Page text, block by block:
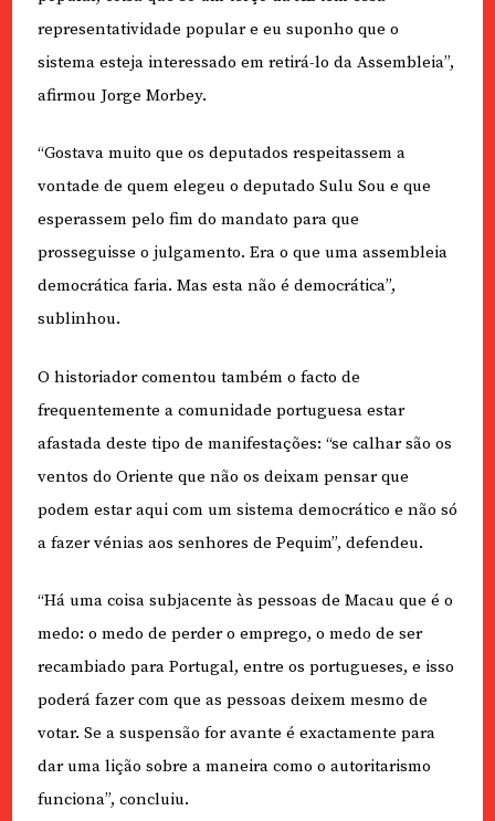
representatividade popular e eu suponho que o
sistema esteja interessado em retirá-lo da Assembleia”,
afirmou Jorge Morbey.
“Gostava muito que os deputados respeitassem a
vontade de quem elegeu o deputado Sulu Sou e que
esperassem pelo fim do mandato para que
prosseguisse o julgamento. Era o que uma assembleia
democrática faria. Mas esta não é democrática”,
sublinhou.
O historiador comentou também o facto de
frequentemente a comunidade portuguesa estar
afastada deste tipo de manifestações: “se calhar são os
ventos do Oriente que não os deixam pensar que
podem estar aqui com um sistema democrático e não só
a fazer vénias aos senhores de Pequim”, defendeu.
“Há uma coisa subjacente às pessoas de Macau que é o
medo: o medo de perder o emprego, o medo de ser
recambiado para Portugal, entre os portugueses, e isso
poderá fazer com que as pessoas deixem mesmo de
votar. Se a suspensão for avante é exactamente para
dar uma lição sobre a maneira como o autoritarismo
funciona”, concluiu.